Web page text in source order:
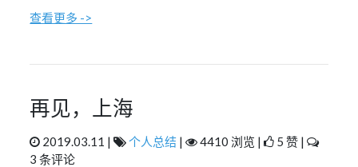
残留 这一刻余光仍些许残留
或许是早有预谋
查看更多 ->
再见，上海
2019.03.11 | 个人总结 | 4410 浏览 |
5 赞 |
3 条评论